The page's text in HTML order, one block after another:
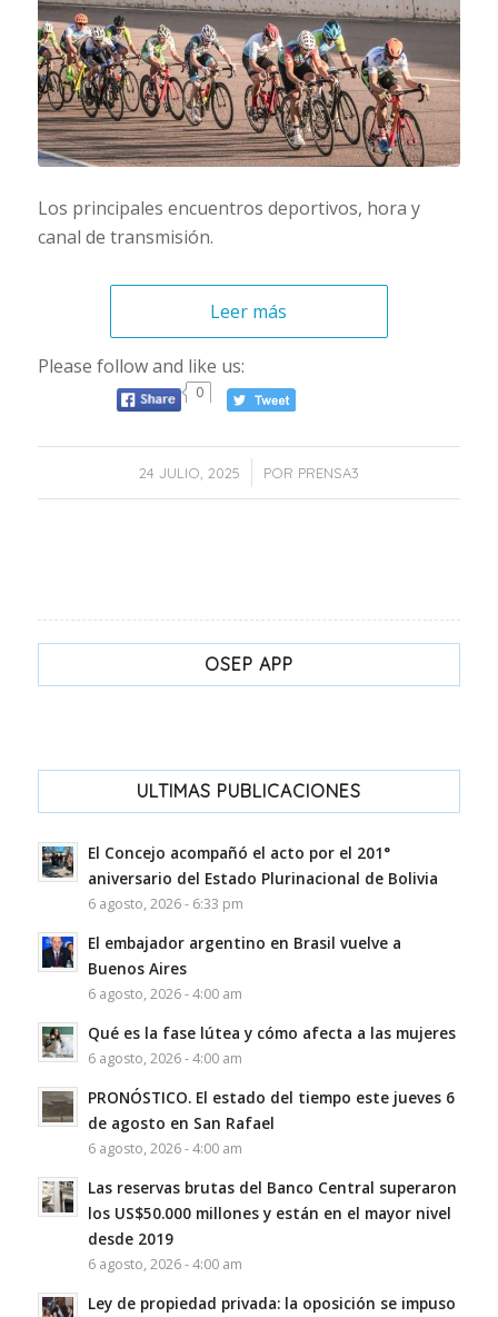
Los principales encuentros deportivos, hora y
canal de transmisión.
Leer más
Please follow and like us:
0
24 JULIO, 2025
/ POR PRENSA3
OSEP APP
ULTIMAS PUBLICACIONES
El Concejo acompañó el acto por el 201°
aniversario del Estado Plurinacional de Bolivia
6 agosto, 2026 - 6:33 pm
El embajador argentino en Brasil vuelve a
Buenos Aires
6 agosto, 2026 - 4:00 am
Qué es la fase lútea y cómo afecta a las mujeres
6 agosto, 2026 - 4:00 am
PRONÓSTICO. El estado del tiempo este jueves 6
de agosto en San Rafael
6 agosto, 2026 - 4:00 am
Las reservas brutas del Banco Central superaron
los US$50.000 millones y están en el mayor nivel
desde 2019
6 agosto, 2026 - 4:00 am
Ley de propiedad privada: la oposición se impuso